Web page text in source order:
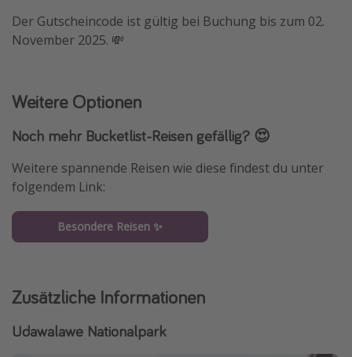
Der Gutscheincode ist gültig bei Buchung bis zum 02.
November 2025. 💸
Weitere Optionen
Noch mehr Bucketlist-Reisen gefällig? 😍
Weitere spannende Reisen wie diese findest du unter
folgendem Link:
Besondere Reisen ✨
Zusätzliche Informationen
Udawalawe Nationalpark